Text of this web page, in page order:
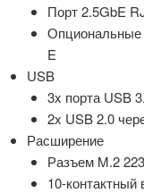
Порт 2.5GbE
Опциональные
E
USB
3x порта USB
2x USB 2.0
Расширение
Разъем M.2
10-